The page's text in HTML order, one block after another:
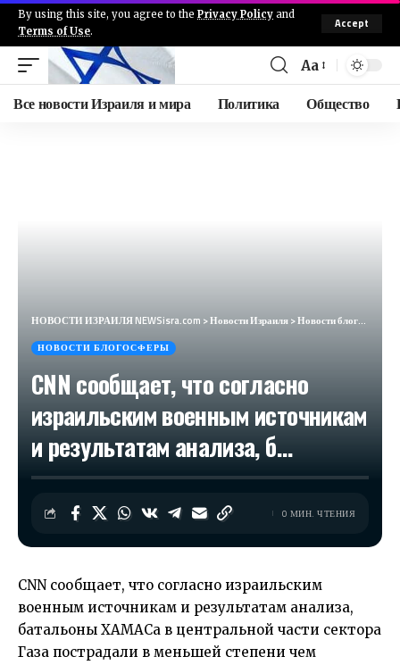
By using this site, you agree to the Privacy Policy and
Terms of Use.
Accept
Aa
Все новости Израиля и мира Политика Общество
НОВОСТИ ИЗРАИЛЯ NEWSisra.com >Новости Израиля>Новости блогосферы
НОВОСТИ БЛОГОСФЕРЫ
CNN сообщает, что согласно
израильским военным источникам
и результатам анализа, б…
0 МИН. ЧТЕНИЯ
CNN сообщает, что согласно израильским
военным источникам и результатам анализа,
батальоны ХАМАСа в центральной части сектора
Газа пострадали в меньшей степени чем